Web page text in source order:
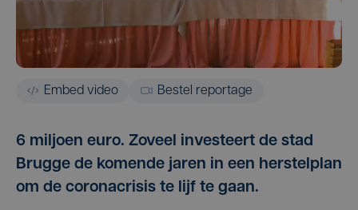
Embed video Bestel reportage
6 miljoen euro. Zoveel investeert de stad
Brugge de komende jaren in een herstelplan
om de coronacrisis te lijf te gaan.